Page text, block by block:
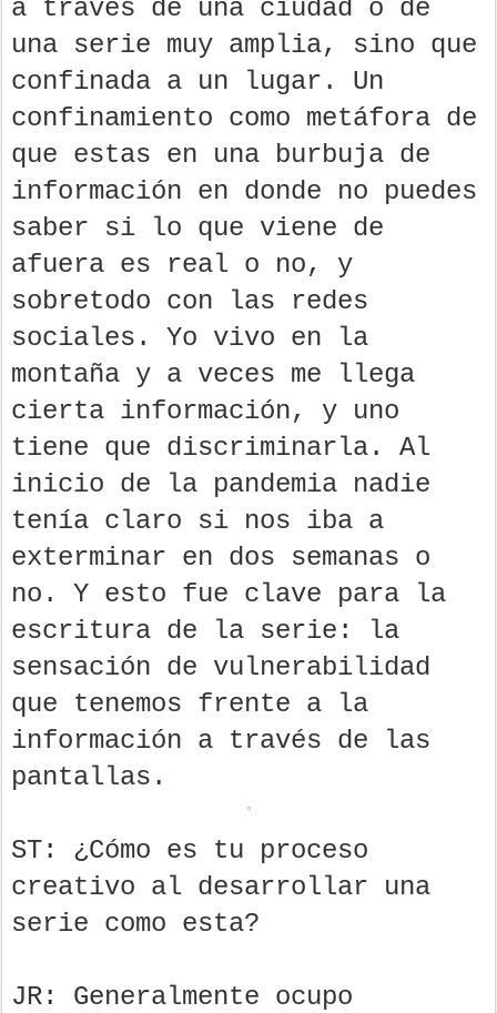
a través de una ciudad o de
una serie muy amplia, sino que
confinada a un lugar. Un
confinamiento como metáfora de
que estas en una burbuja de
información en donde no puedes
saber si lo que viene de
afuera es real o no, y
sobretodo con las redes
sociales. Yo vivo en la
montaña y a veces me llega
cierta información, y uno
tiene que discriminarla. Al
inicio de la pandemia nadie
tenía claro si nos iba a
exterminar en dos semanas o
no. Y esto fue clave para la
escritura de la serie: la
sensación de vulnerabilidad
que tenemos frente a la
información a través de las
pantallas.
ST: ¿Cómo es tu proceso
creativo al desarrollar una
serie como esta?
JR: Generalmente ocupo